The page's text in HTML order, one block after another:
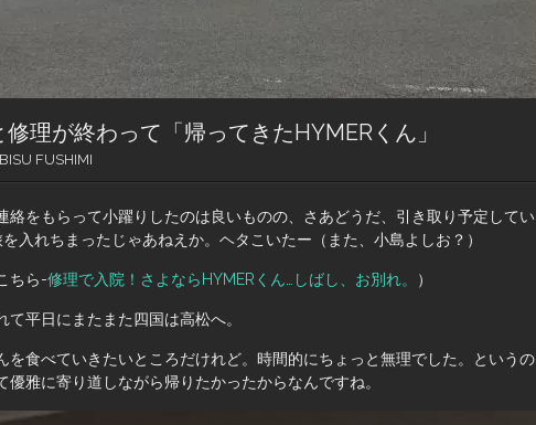
理が終わって「帰ってきたHYMERくん」
FUSHIMI
絡をもらって小躍りしたのは良いものの、さあどうだ、引き取り予定してい
入れちまったじゃあねえか。ヘタこいたー（また、小島よしお？）
ちら-修理で入院！さよならHYMERくん…しばし、お別れ。 ）
平日にまたまた四国は高松へ。
を食べていきたいところだけれど。時間的にちょっと無理でした。というの
優雅に寄り道しながら帰りたかったからなんですね。